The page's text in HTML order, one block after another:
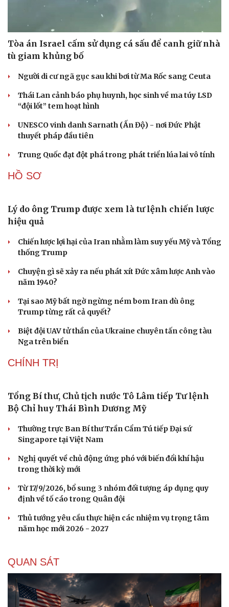
Du lịch
Tư vấn
check-in
Podcast
Đọc truyện đêm khuya
Cửa sổ tình yêu
Tòa án Israel cấm sử dụng cá sấu để canh giữ nhà
tù giam khủng bố
Người di cư ngã gục sau khi bơi từ Ma Rốc sang Ceuta
Thái Lan cảnh báo phụ huynh, học sinh về ma túy LSD
“đội lốt” tem hoạt hình
UNESCO vinh danh Sarnath (Ấn Độ) - nơi Đức Phật
thuyết pháp đầu tiên
Trung Quốc đạt đột phá trong phát triển lúa lai vô tính
HỒ SƠ
Lý do ông Trump được xem là tư lệnh chiến lược
hiệu quả
thống Trump
năm 1940?
Tại sao Mỹ bất ngờ ngừng ném bom Iran dù ông
Biệt đội UAV tử thần của Ukraine chuyên tấn công tàu
CHÍNH TRỊ